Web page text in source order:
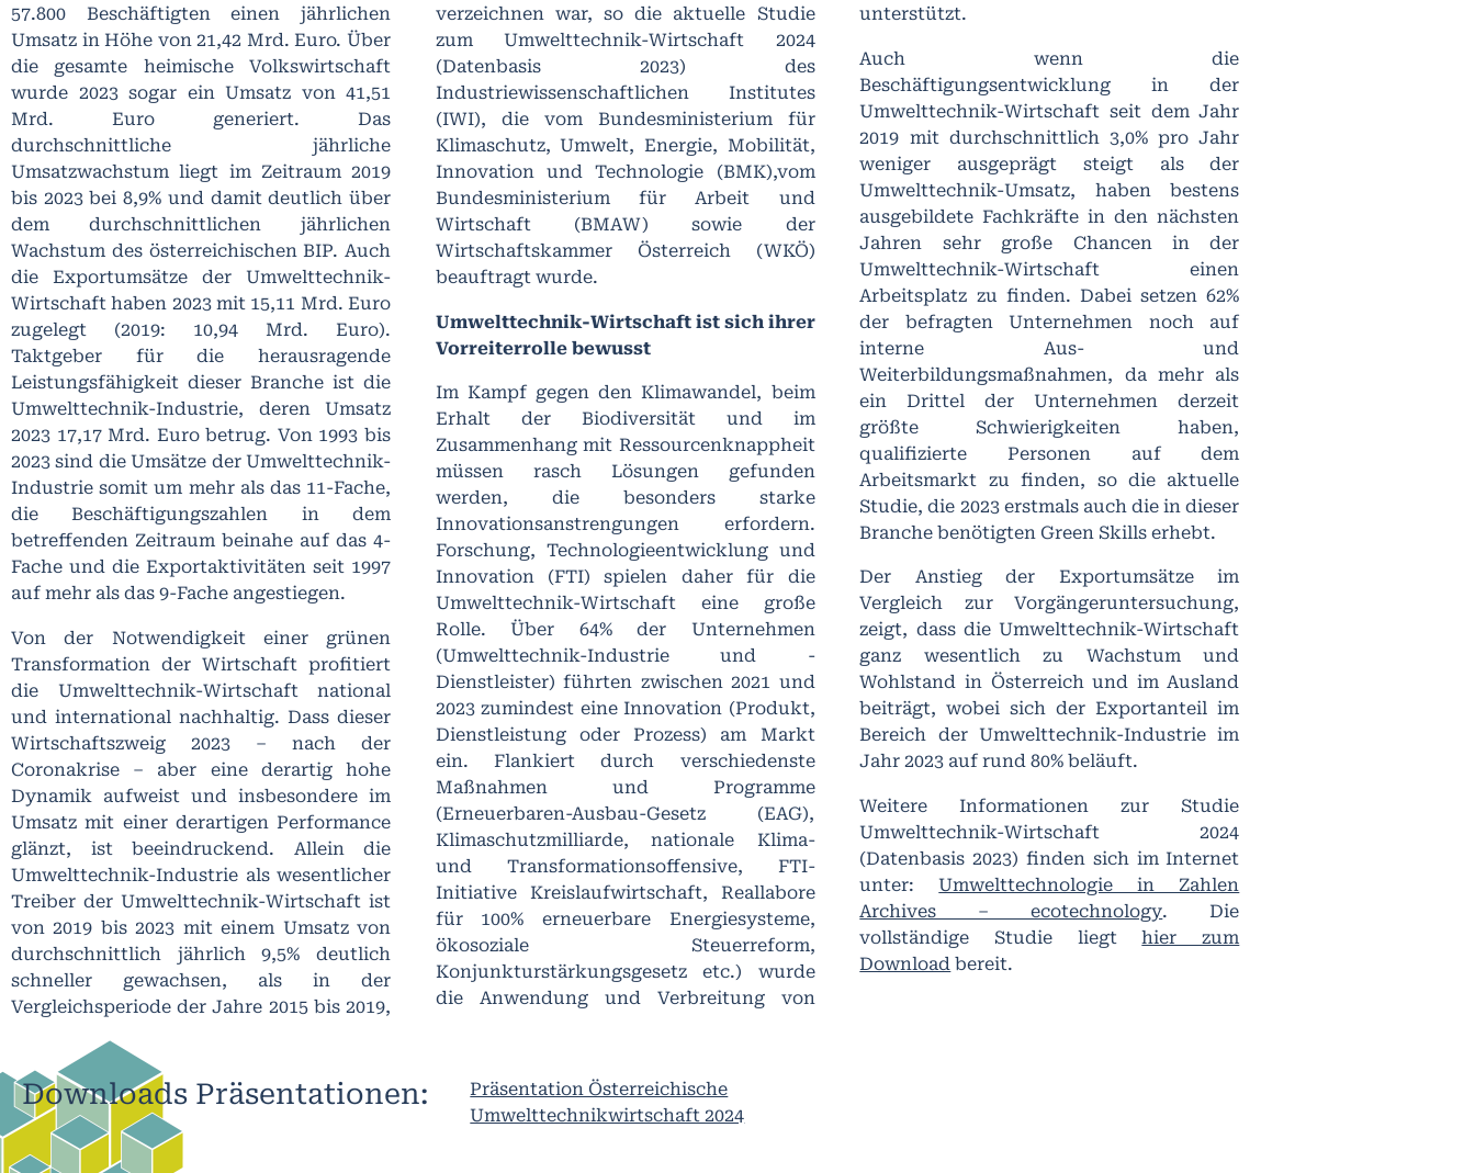
57.800 Beschäftigten einen jährlichen
Umsatz in Höhe von 21,42 Mrd. Euro. Über
die gesamte heimische Volkswirtschaft
wurde 2023 sogar ein Umsatz von 41,51
Mrd. Euro generiert. Das
durchschnittliche jährliche
Umsatzwachstum liegt im Zeitraum 2019
bis 2023 bei 8,9% und damit deutlich über
dem durchschnittlichen jährlichen
Wachstum des österreichischen BIP. Auch
die Exportumsätze der Umwelttechnik-
Wirtschaft haben 2023 mit 15,11 Mrd. Euro
zugelegt (2019: 10,94 Mrd. Euro).
Taktgeber für die herausragende
Leistungsfähigkeit dieser Branche ist die
Umwelttechnik-Industrie, deren Umsatz
2023 17,17 Mrd. Euro betrug. Von 1993 bis
2023 sind die Umsätze der Umwelttechnik-
Industrie somit um mehr als das 11-Fache,
die Beschäftigungszahlen in dem
betreffenden Zeitraum beinahe auf das 4-
Fache und die Exportaktivitäten seit 1997
auf mehr als das 9-Fache angestiegen.
Von der Notwendigkeit einer grünen
Transformation der Wirtschaft profitiert
die Umwelttechnik-Wirtschaft national
und international nachhaltig. Dass dieser
Wirtschaftszweig 2023 – nach der
Coronakrise – aber eine derartig hohe
Dynamik aufweist und insbesondere im
Umsatz mit einer derartigen Performance
glänzt, ist beeindruckend. Allein die
Umwelttechnik-Industrie als wesentlicher
Treiber der Umwelttechnik-Wirtschaft ist
von 2019 bis 2023 mit einem Umsatz von
durchschnittlich jährlich 9,5% deutlich
schneller gewachsen, als in der
Vergleichsperiode der Jahre 2015 bis 2019,
verzeichnen war, so die aktuelle Studie
zum Umwelttechnik-Wirtschaft 2024
(Datenbasis 2023) des
Industriewissenschaftlichen Institutes
(IWI), die vom Bundesministerium für
Klimaschutz, Umwelt, Energie, Mobilität,
Innovation und Technologie (BMK),vom
Bundesministerium für Arbeit und
Wirtschaft (BMAW) sowie der
Wirtschaftskammer Österreich (WKÖ)
beauftragt wurde.
Umwelttechnik-Wirtschaft ist sich ihrer
Vorreiterrolle bewusst
Im Kampf gegen den Klimawandel, beim
Erhalt der Biodiversität und im
Zusammenhang mit Ressourcenknappheit
müssen rasch Lösungen gefunden
werden, die besonders starke
Innovationsanstrengungen erfordern.
Forschung, Technologieentwicklung und
Innovation (FTI) spielen daher für die
Umwelttechnik-Wirtschaft eine große
Rolle. Über 64% der Unternehmen
(Umwelttechnik-Industrie und -
Dienstleister) führten zwischen 2021 und
2023 zumindest eine Innovation (Produkt,
Dienstleistung oder Prozess) am Markt
ein. Flankiert durch verschiedenste
Maßnahmen und Programme
(Erneuerbaren-Ausbau-Gesetz (EAG),
Klimaschutzmilliarde, nationale Klima-
und Transformationsoffensive, FTI-
Initiative Kreislaufwirtschaft, Reallabore
für 100% erneuerbare Energiesysteme,
ökosoziale Steuerreform,
Konjunkturstärkungsgesetz etc.) wurde
die Anwendung und Verbreitung von
unterstützt.
Auch wenn die
Beschäftigungsentwicklung in der
Umwelttechnik-Wirtschaft seit dem Jahr
2019 mit durchschnittlich 3,0% pro Jahr
weniger ausgeprägt steigt als der
Umwelttechnik-Umsatz, haben bestens
ausgebildete Fachkräfte in den nächsten
Jahren sehr große Chancen in der
Umwelttechnik-Wirtschaft einen
Arbeitsplatz zu finden. Dabei setzen 62%
der befragten Unternehmen noch auf
interne Aus- und
Weiterbildungsmaßnahmen, da mehr als
ein Drittel der Unternehmen derzeit
größte Schwierigkeiten haben,
qualifizierte Personen auf dem
Arbeitsmarkt zu finden, so die aktuelle
Studie, die 2023 erstmals auch die in dieser
Branche benötigten Green Skills erhebt.
Der Anstieg der Exportumsätze im
Vergleich zur Vorgängeruntersuchung,
zeigt, dass die Umwelttechnik-Wirtschaft
ganz wesentlich zu Wachstum und
Wohlstand in Österreich und im Ausland
beiträgt, wobei sich der Exportanteil im
Bereich der Umwelttechnik-Industrie im
Jahr 2023 auf rund 80% beläuft.
Weitere Informationen zur Studie
Umwelttechnik-Wirtschaft 2024
(Datenbasis 2023) finden sich im Internet
unter:Umwelttechnologie in Zahlen
Archives – ecotechnology. Die
vollständige Studie liegthier zum
Download bereit.
Downloads Präsentationen:
Präsentation Österreichische
Umwelttechnikwirtschaft 2024